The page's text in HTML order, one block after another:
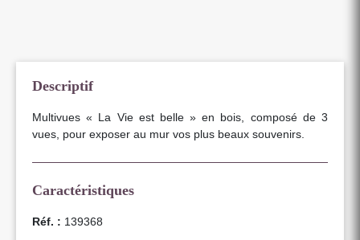
Descriptif
Multivues « La Vie est belle » en bois, composé de 3
vues, pour exposer au mur vos plus beaux souvenirs.
Caractéristiques
Réf. : 139368